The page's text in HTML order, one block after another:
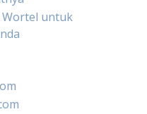
Wortel untuk